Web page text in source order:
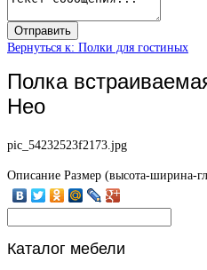
Вернуться к: Полки для гостиных
Полка
Нео
pic_54232523f2173.jpg
Описание Размер (высота-ширина-
Каталог мебели